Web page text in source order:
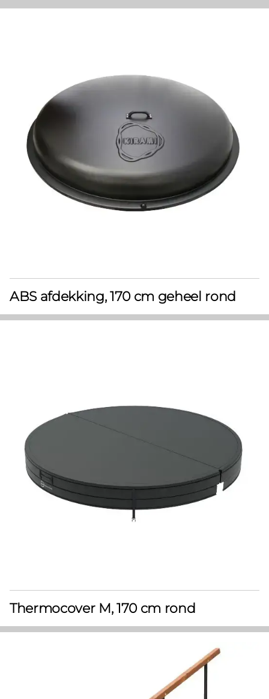
ABS afdekking, 170 cm geheel rond
Thermocover M, 170 cm rond